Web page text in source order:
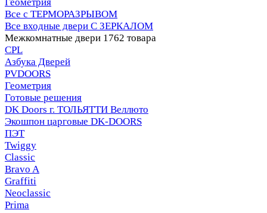
Все с ТЕРМОРАЗРЫВОМ
Все входные двери С ЗЕРКАЛОМ
Межкомнатные двери 1762 товара
CPL
Азбука Дверей
PVDOORS
Геометрия
Готовые решения
DK Doors г. ТОЛЬЯТТИ Веллюто
Экошпон царговые DK-DOORS
ПЭТ
Twiggy
Classic
Bravo A
Graffiti
Neoclassic
Prima